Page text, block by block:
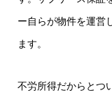
ー自らが物件を運営
ます。
不労所得だからとつ